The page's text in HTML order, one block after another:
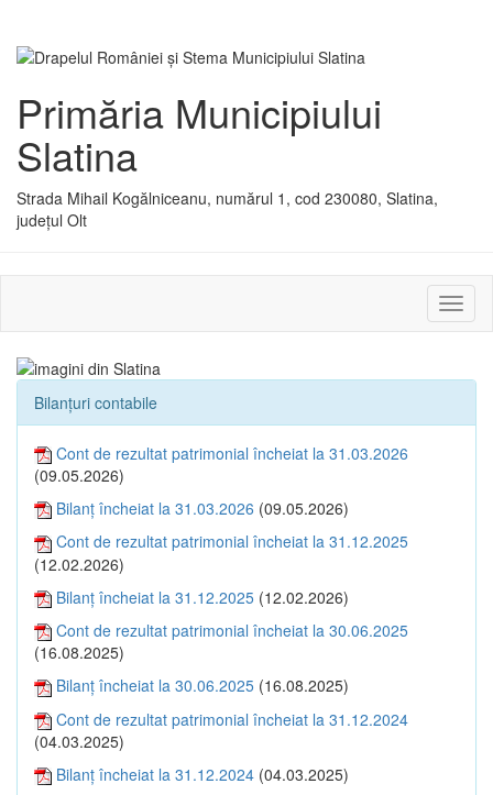
Primăria Municipiului
Slatina
Strada Mihail Kogălniceanu, numărul 1, cod 230080, Slatina,
județul Olt
sau
Bilanțuri contabile
Cont de rezultat patrimonial încheiat la 31.03.2026
(09.05.2026)
Bilanţ încheiat la 31.03.2026 (09.05.2026)
Cont de rezultat patrimonial încheiat la 31.12.2025
(12.02.2026)
Bilanţ încheiat la 31.12.2025 (12.02.2026)
Cont de rezultat patrimonial încheiat la 30.06.2025
(16.08.2025)
Bilanţ încheiat la 30.06.2025 (16.08.2025)
Cont de rezultat patrimonial încheiat la 31.12.2024
(04.03.2025)
Bilanţ încheiat la 31.12.2024 (04.03.2025)